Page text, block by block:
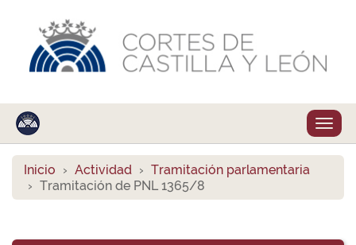
Inicio Actividad
Tramitación parlamentaria
Tramitación de PNL 1365/8